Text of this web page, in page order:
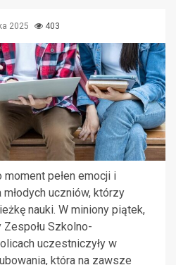
2025 403
pełen emocji i
uczniów, którzy
nauki. W miniony piątek,
Szkolno-
uczestniczyły w
która na zawsze